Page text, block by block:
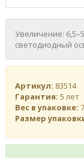
Увеличение:
светодиодный
Артикул: 83514
Гарантия: 5 лет
Вес в упаковке:
Размер